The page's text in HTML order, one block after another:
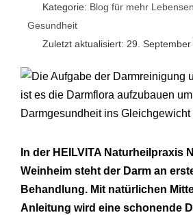
Kategorie: Blog für mehr
Gesundheit
Zuletzt aktualisiert: 29.
In der HEILVITA Naturheilpraxis
Weinheim steht der Darm an
Behandlung. Mit natürlichen
Anleitung wird eine schonende